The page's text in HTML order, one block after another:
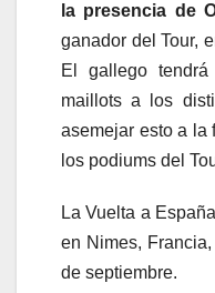
la presencia de
ganador del Tour,
El gallego
maillots a los
asemejar esto a la
los podiums del
La Vuelta a
en Nimes,
de septiembre.